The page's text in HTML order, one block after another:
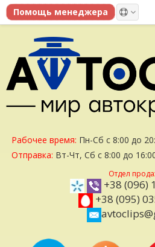
Рабочее время: Пн-Сб с 8:00 до
Отправка: Вт-Чт, Сб с 8:00 до
Отдел
+38 (096)
+38 (095)